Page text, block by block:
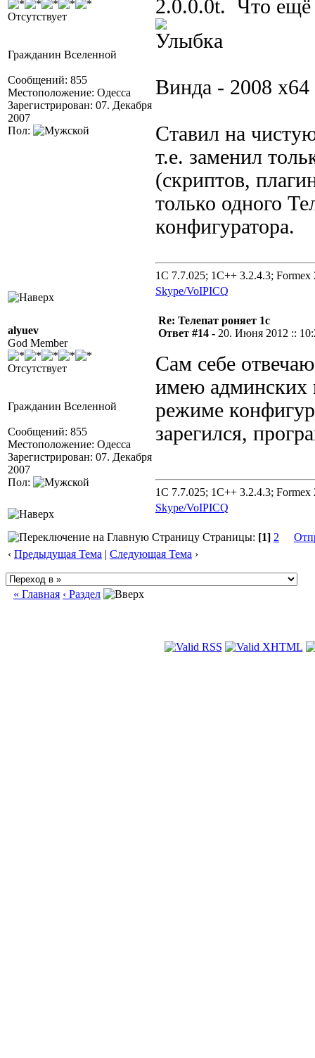
Отсутствует
Гражданин Вселенной
Сообщений: 855
Местоположение: Одесса
Зарегистрирован: 07. Декабря
2007
Пол:
2.0.0.0t. Что ещё
Винда - 2008 x64
Ставил на
т.е. заменил
(скриптов,
только одного
конфигуратора.
1C 7.7.025; 1C++ 3.2.4.3; Formex
Skype/VoIPICQ
alyuev
God Member
Отсутствует
Гражданин Вселенной
Сообщений: 855
Местоположение: Одесса
Зарегистрирован: 07. Декабря
2007
Пол:
Re: Телепат роняет 1с
Ответ #14 - 20. Июня 2012 ::
Сам себе
имею админских
режиме
зарегился,
1C 7.7.025; 1C++ 3.2.4.3; Formex
Skype/VoIPICQ
Страницы: [1] 2
‹ Предыдущая Тема | Следующая Тема ›
« Главная ‹ Раздел